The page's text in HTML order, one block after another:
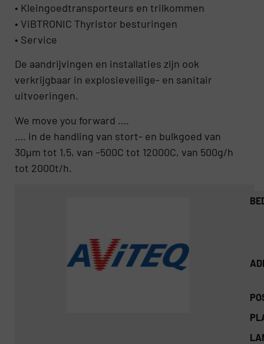
• Kleingoedtransporteurs en trilkommen
• ViBTRONIC Thyristor besturingen
• Service
De aandrijvingen en installaties zijn ook
verkrijgbaar in explosieveilige- en sanitair
uitvoeringen.
We move you forward ….
…. in de handling van stort- en bulkgoed van
30µm tot 1,5, van –500C tot 12000C, van 500g/h
tot 2000t/h.